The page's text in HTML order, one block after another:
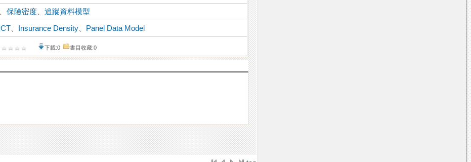
、保險密度 、追蹤資料模型
ICT Insurance Density
Panel Data Model
下載:0 書目收藏:0